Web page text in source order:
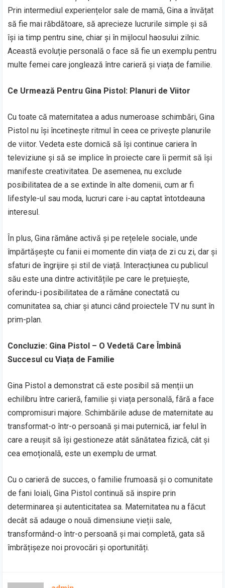
Prin intermediul experiențelor sale de mamă, Gina a învățat
să fie mai răbdătoare, să aprecieze lucrurile simple și să
își ia timp pentru sine, chiar și în mijlocul haosului zilnic.
Această evoluție personală o face să fie un exemplu pentru
multe femei care jonglează între carieră și viața de familie.
Ce Urmează Pentru Gina Pistol: Planuri de Viitor
Cu toate că maternitatea a adus numeroase schimbări, Gina
Pistol nu își încetinește ritmul în ceea ce privește planurile
de viitor. Vedeta este dornică să își continue cariera în
televiziune și să se implice în proiecte care îi permit să își
manifeste creativitatea. De asemenea, nu exclude
posibilitatea de a se extinde în alte domenii, cum ar fi
lifestyle-ul sau moda, lucruri care i-au captat întotdeauna
interesul.
În plus, Gina rămâne activă și pe rețelele sociale, unde
împărtășește cu fanii ei momente din viața de zi cu zi, dar și
sfaturi de îngrijire și stil de viață. Interacțiunea cu publicul
său este una dintre activitățile pe care le prețuiește,
oferindu-i posibilitatea de a rămâne conectată cu
comunitatea sa, chiar și atunci când proiectele TV nu sunt în
prim-plan.
Concluzie: Gina Pistol – O Vedetă Care Îmbină
Succesul cu Viața de Familie
Gina Pistol a demonstrat că este posibil să menții un
echilibru între carieră, familie și viața personală, fără a face
compromisuri majore. Schimbările aduse de maternitate au
transformat-o într-o persoană și mai puternică, iar felul în
care a reușit să își gestioneze atât sănătatea fizică, cât și
cea emoțională, este un exemplu de urmat.
Cu o carieră de succes, o familie frumoasă și o comunitate
de fani loiali, Gina Pistol continuă să inspire prin
determinarea și autenticitatea sa. Maternitatea nu a făcut
decât să adauge o nouă dimensiune vieții sale,
transformând-o într-o persoană și mai completă, gata să
îmbrățișeze noi provocări și oportunități.